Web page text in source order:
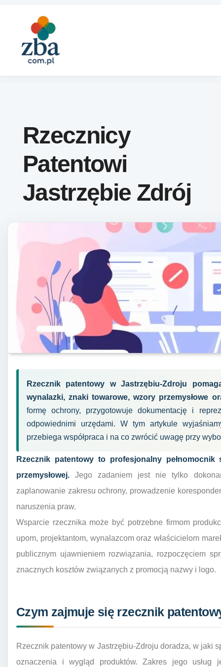
Rzecznicy
Patentowi
Jastrzębie Zdrój
Rzecznik patentowy w Jastrzębiu-Zdroju
wynalazki, znaki towarowe, wzory przemysłowe
formę ochrony, przygotowuje dokumentację i
odpowiednimi urzędami. W tym artykule
przebiega współpraca i na co zwrócić uwagę przy
Rzecznik patentowy to profesjonalny
przemysłowej. Jego zadaniem jest nie tylko
zaplanowanie zakresu ochrony, prowadzenie
naruszenia praw.
Wsparcie rzecznika może być potrzebne firmom
upom, projektantom, wynalazcom oraz właścicielom
publicznym ujawnieniem rozwiązania, rozpoczęciem
znacznych kosztów związanych z promocją nazwy i logo.
Czym zajmuje się rzecznik
Rzecznik patentowy w Jastrzębiu-Zdroju doradza, w jaki
oznaczenia i wygląd produktów. Zakres jego usług